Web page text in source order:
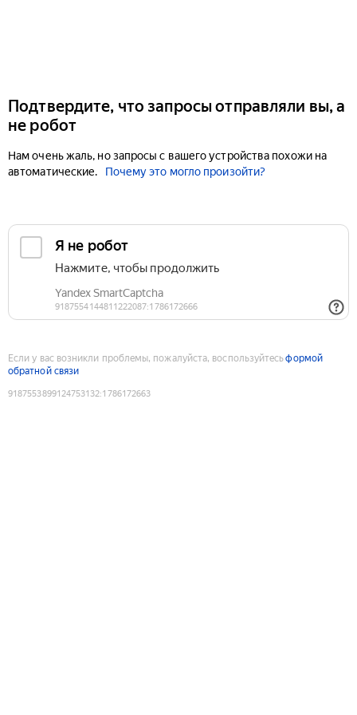
Подтвердите, что запросы отправляли вы, а
не робот
Нам очень жаль, но запросы с вашего устройства похожи на
автоматические.
Почему это могло произойти?
Если у вас возникли проблемы, пожалуйста, воспользуйтесьформой
обратной связи
9187553899124753132:1786172663